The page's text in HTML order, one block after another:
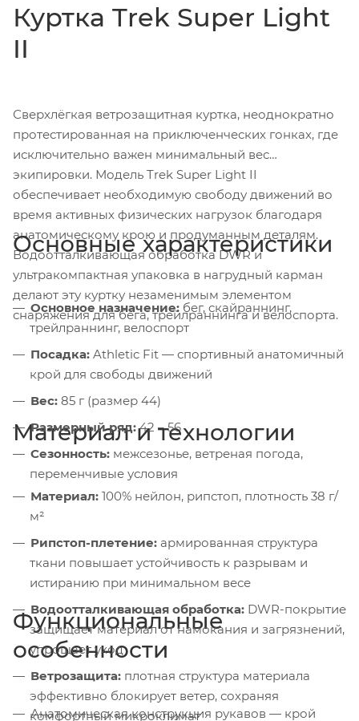
Куртка Trek Super Light
II
Сверхлёгкая ветрозащитная куртка, неоднократно
протестированная на приключенческих гонках, где
исключительно важен минимальный вес
экипировки. Модель Trek Super Light II
обеспечивает необходимую свободу движений во
время активных физических нагрузок благодаря
анатомическому крою и продуманным деталям.
Водоотталкивающая обработка DWR и
ультракомпактная упаковка в нагрудный карман
делают эту куртку незаменимым элементом
снаряжения для бега, трейлраннинга и велоспорта.
Основные характеристики
Основное назначение: бег, скайраннинг,
трейлраннинг, велоспорт
Посадка: Athletic Fit — спортивный анатомичный
крой для свободы движений
Вес: 85 г (размер 44)
Размерный ряд:42 – 56
Сезонность: межсезонье, ветреная погода,
переменчивые условия
Материал и технологии
Материал: 100% нейлон, рипстоп, плотность 38 г/
м²
Рипстоп-плетение: армированная структура
ткани повышает устойчивость к разрывам и
истиранию при минимальном весе
Водоотталкивающая обработка: DWR-покрытие
защищает материал от намокания и загрязнений,
упрощает уход
Ветрозащита: плотная структура материала
эффективно блокирует ветер, сохраняя
комфортный микроклимат
Функциональные
особенности
Анатомическая конструкция рукавов — крой